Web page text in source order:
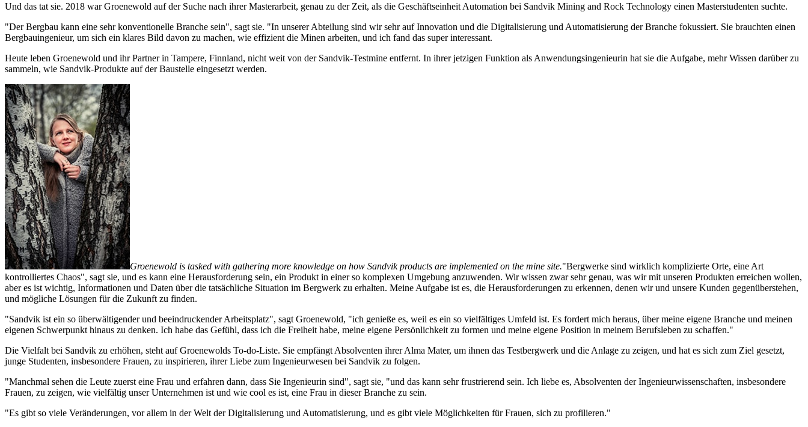
Und das tat sie. 2018 war Groenewold auf der Suche nach ihrer Masterarbeit, genau zu der Zeit, als die Geschäftseinheit Automation bei Sandvik Mining and Rock Technology einen Masterstudenten suchte.
"Der Bergbau kann eine sehr konventionelle Branche sein", sagt sie. "In unserer Abteilung sind wir sehr auf Innovation und die Digitalisierung und Automatisierung der Branche fokussiert. Sie brauchten einen
Bergbauingenieur, um sich ein klares Bild davon zu machen, wie effizient die Minen arbeiten, und ich fand das super interessant.
Heute leben Groenewold und ihr Partner in Tampere, Finnland, nicht weit von der Sandvik-Testmine entfernt. In ihrer jetzigen Funktion als Anwendungsingenieurin hat sie die Aufgabe, mehr Wissen darüber zu
sammeln, wie Sandvik-Produkte auf der Baustelle eingesetzt werden.
Groenewold is tasked with gathering more knowledge on how Sandvik products are implemented on the mine site."Bergwerke sind wirklich komplizierte Orte, eine Art
kontrolliertes Chaos", sagt sie, und es kann eine Herausforderung sein, ein Produkt in einer so komplexen Umgebung anzuwenden. Wir wissen zwar sehr genau, was wir mit unseren Produkten erreichen wollen,
aber es ist wichtig, Informationen und Daten über die tatsächliche Situation im Bergwerk zu erhalten. Meine Aufgabe ist es, die Herausforderungen zu erkennen, denen wir und unsere Kunden gegenüberstehen,
und mögliche Lösungen für die Zukunft zu finden.
"Sandvik ist ein so überwältigender und beeindruckender Arbeitsplatz", sagt Groenewold, "ich genieße es, weil es ein so vielfältiges Umfeld ist. Es fordert mich heraus, über meine eigene Branche und meinen
eigenen Schwerpunkt hinaus zu denken. Ich habe das Gefühl, dass ich die Freiheit habe, meine eigene Persönlichkeit zu formen und meine eigene Position in meinem Berufsleben zu schaffen."
Die Vielfalt bei Sandvik zu erhöhen, steht auf Groenewolds To-do-Liste. Sie empfängt Absolventen ihrer Alma Mater, um ihnen das Testbergwerk und die Anlage zu zeigen, und hat es sich zum Ziel gesetzt,
junge Studenten, insbesondere Frauen, zu inspirieren, ihrer Liebe zum Ingenieurwesen bei Sandvik zu folgen.
"Manchmal sehen die Leute zuerst eine Frau und erfahren dann, dass Sie Ingenieurin sind", sagt sie, "und das kann sehr frustrierend sein. Ich liebe es, Absolventen der Ingenieurwissenschaften, insbesondere
Frauen, zu zeigen, wie vielfältig unser Unternehmen ist und wie cool es ist, eine Frau in dieser Branche zu sein.
"Es gibt so viele Veränderungen, vor allem in der Welt der Digitalisierung und Automatisierung, und es gibt viele Möglichkeiten für Frauen, sich zu profilieren."